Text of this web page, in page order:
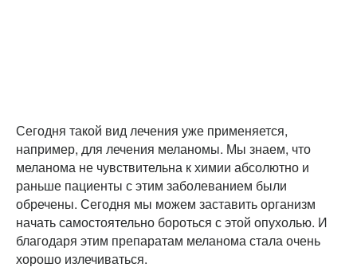
Сегодня такой вид лечения уже применяется,
например, для лечения меланомы. Мы знаем, что
меланома не чувствительна к химии абсолютно и
раньше пациенты с этим заболеванием были
обречены. Сегодня мы можем заставить организм
начать самостоятельно бороться с этой опухолью. И
благодаря этим препаратам меланома стала очень
хорошо излечиваться.